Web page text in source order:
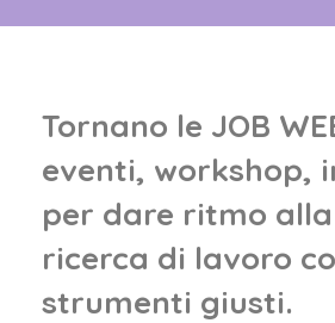
Tornano le JOB
eventi, workshop,
per dare ritmo
ricerca di lavoro
strumenti giusti.